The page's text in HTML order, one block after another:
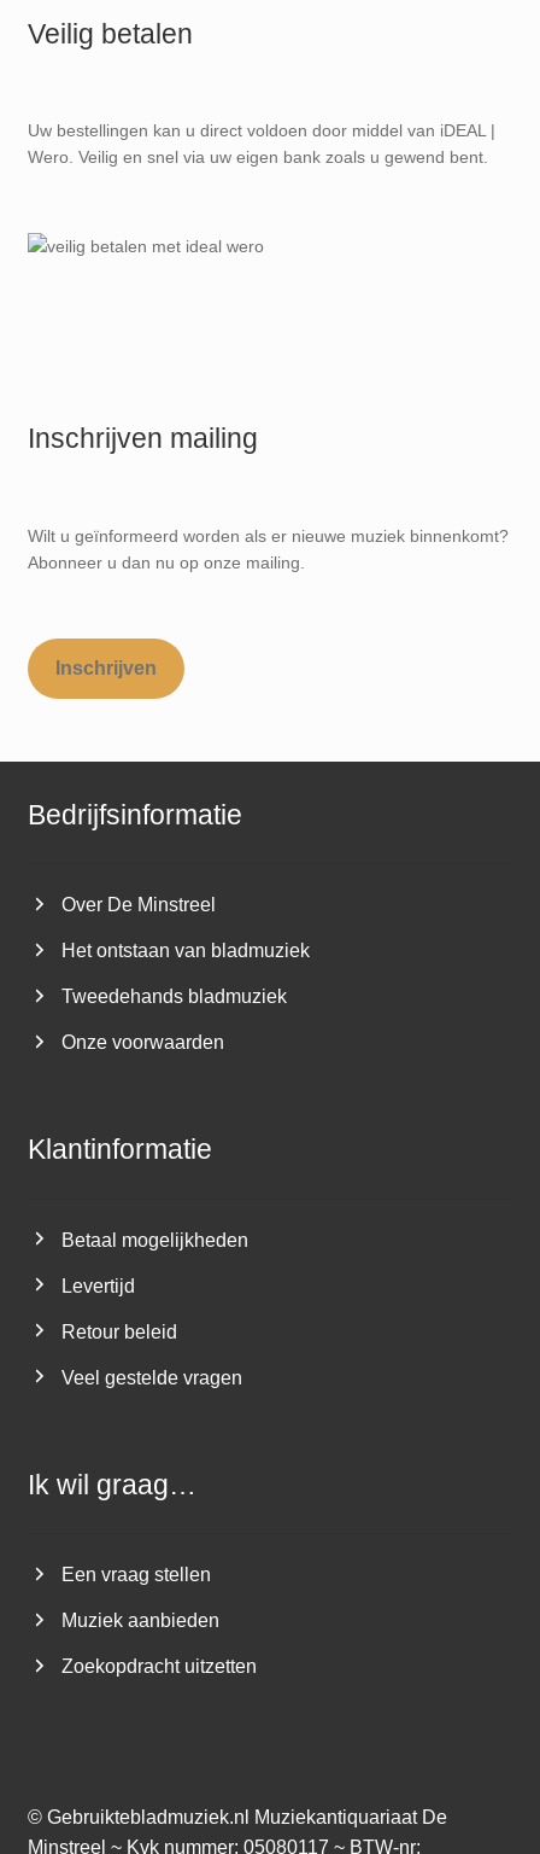
Veilig betalen
Uw bestellingen kan u direct voldoen door middel van iDEAL |
Wero. Veilig en snel via uw eigen bank zoals u gewend bent.
Inschrijven mailing
Wilt u geïnformeerd worden als er nieuwe muziek binnenkomt?
Abonneer u dan nu op onze mailing.
Inschrijven
Bedrijfsinformatie
Over De Minstreel
Het ontstaan van bladmuziek
Tweedehands bladmuziek
Onze voorwaarden
Klantinformatie
Betaal mogelijkheden
Levertijd
Retour beleid
Veel gestelde vragen
Ik wil graag…
Een vraag stellen
Muziek aanbieden
Zoekopdracht uitzetten
© Gebruiktebladmuziek.nl
Muziekantiquariaat De
Minstreel ~ Kvk nummer: 05080117 ~ BTW-nr: